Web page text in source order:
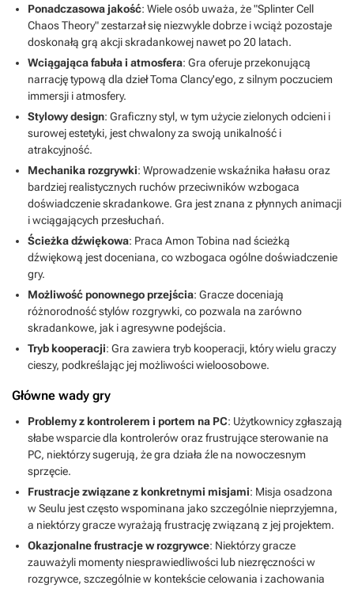
Ponadczasowa jakość: Wiele osób uważa, że "Splinter Cell
Chaos Theory" zestarzał się niezwykle dobrze i wciąż pozostaje
doskonałą grą akcji skradankowej nawet po 20 latach.
Wciągająca fabuła i atmosfera: Gra oferuje przekonującą
narrację typową dla dzieł Toma Clancy'ego, z silnym poczuciem
immersji i atmosfery.
Stylowy design: Graficzny styl, w tym użycie zielonych odcieni i
surowej estetyki, jest chwalony za swoją unikalność i
atrakcyjność.
Mechanika rozgrywki: Wprowadzenie wskaźnika hałasu oraz
bardziej realistycznych ruchów przeciwników wzbogaca
doświadczenie skradankowe. Gra jest znana z płynnych animacji
i wciągających przesłuchań.
Ścieżka dźwiękowa: Praca Amon Tobina nad ścieżką
dźwiękową jest doceniana, co wzbogaca ogólne doświadczenie
gry.
Możliwość ponownego przejścia: Gracze doceniają
różnorodność stylów rozgrywki, co pozwala na zarówno
skradankowe, jak i agresywne podejścia.
Tryb kooperacji: Gra zawiera tryb kooperacji, który wielu graczy
cieszy, podkreślając jej możliwości wieloosobowe.
Główne wady gry
Problemy z kontrolerem i portem na PC: Użytkownicy zgłaszają
słabe wsparcie dla kontrolerów oraz frustrujące sterowanie na
PC, niektórzy sugerują, że gra działa źle na nowoczesnym
sprzęcie.
Frustracje związane z konkretnymi misjami: Misja osadzona
w Seulu jest często wspominana jako szczególnie nieprzyjemna,
a niektórzy gracze wyrażają frustrację związaną z jej projektem.
Okazjonalne frustracje w rozgrywce: Niektórzy gracze
zauważyli momenty niesprawiedliwości lub niezręczności w
rozgrywce, szczególnie w kontekście celowania i zachowania